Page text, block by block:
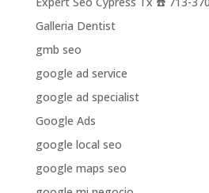
Galleria Dentist
gmb seo
google ad service
google ad specialist
Google Ads
google local seo
google maps seo